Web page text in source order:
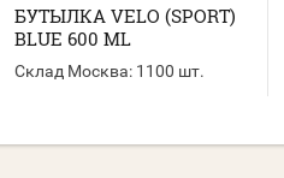
БУТЫЛКА VELO (SPORT)
BLUE 600 ML
Склад Москва: 1100 шт.